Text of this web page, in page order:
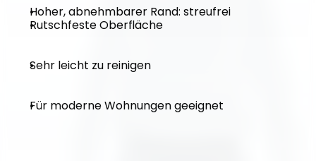
Hoher, abnehmbarer Rand: streufrei
Rutschfeste Oberfläche
Sehr leicht zu reinigen
Für moderne Wohnungen geeignet